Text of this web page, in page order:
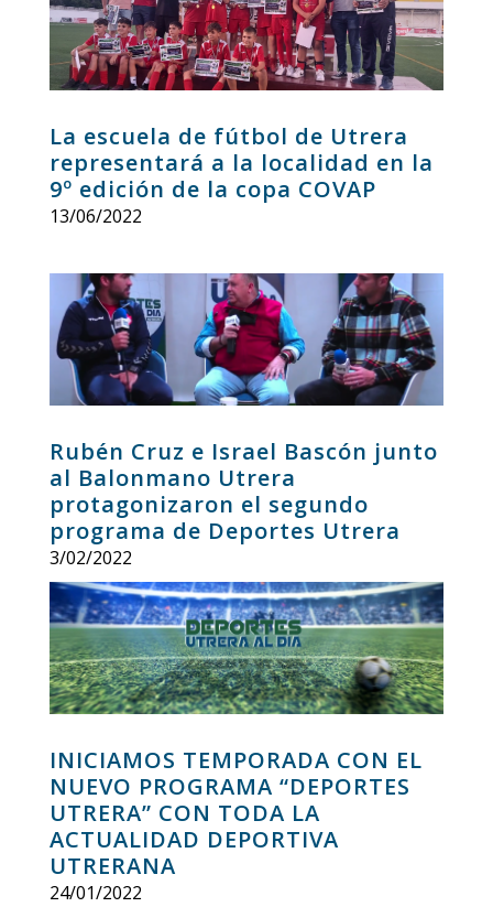
La escuela de fútbol de Utrera
representará a la localidad en la
9º edición de la copa COVAP
13/06/2022
Rubén Cruz e Israel Bascón junto
al Balonmano Utrera
protagonizaron el segundo
programa de Deportes Utrera
3/02/2022
INICIAMOS TEMPORADA CON EL
NUEVO PROGRAMA “DEPORTES
UTRERA” CON TODA LA
ACTUALIDAD DEPORTIVA
UTRERANA
24/01/2022